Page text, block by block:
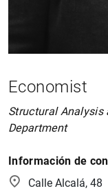
Economist
Structural Analysis
Department
Información de
Calle Alcalá, 48